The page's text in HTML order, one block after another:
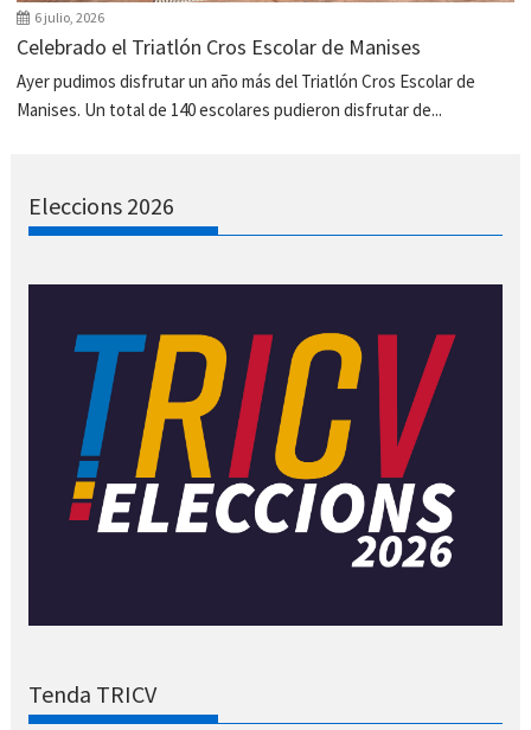
6 julio, 2026
Celebrado el Triatlón Cros Escolar de Manises
Ayer pudimos disfrutar un año más del Triatlón Cros Escolar de
Manises. Un total de 140 escolares pudieron disfrutar de...
Eleccions 2026
Tenda TRICV